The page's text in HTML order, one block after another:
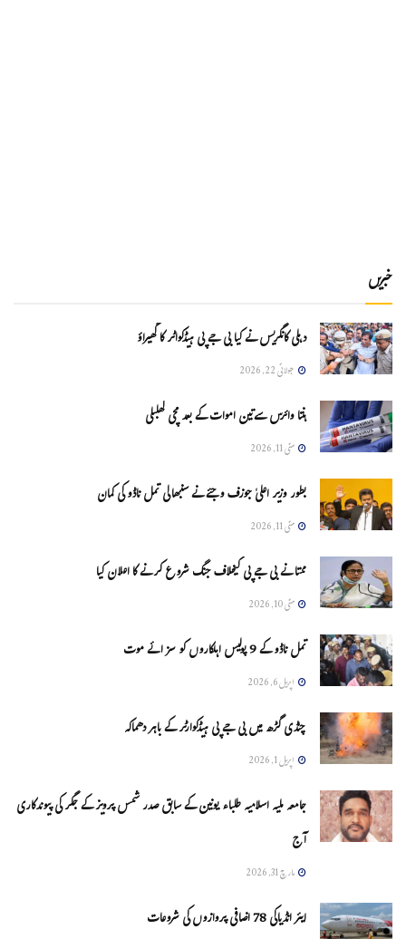
خبریں
دہلی کانگریس نے کیا بی جے پی ہیڈکواٹر کا گھیراؤ
جولائی 22, 2026
ہنتا وائرس سےتین اموات کے بعد مچی کھلبلی
مئی 11, 2026
بطور وزیر اعلیٰ جوزف وجئے نے سنبھالی تمل ناڈو کی کمان
مئی 11, 2026
ممتا نے بی جے پی کیخلاف جنگ شروع کرنے کا اعلان کیا
مئی 10, 2026
تمل ناڈو کے 9 پولیس اہلکاروں کو سزائے موت
اپریل 6, 2026
چنڈی گڑھ میں بی جے پی ہیڈکوارٹر کے باہر دھماکہ
اپریل 1, 2026
جامعہ ملیہ اسلامیہ طلباء یونین کے سابق صدر شمس پرویز کے جگر کی پیوندکاری
آج
مارچ 31, 2026
ایئر انڈیاکی 78 اضافی پروازوں کی شروعات